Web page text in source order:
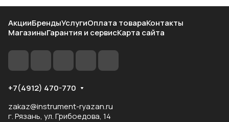
АкцииБрендыУслугиОплата товараКонтакты
МагазиныГарантия и сервисКарта сайта
+7(4912) 470-770
zakaz@instrument-ryazan.ru
г. Рязань, ул. Грибоедова, 14